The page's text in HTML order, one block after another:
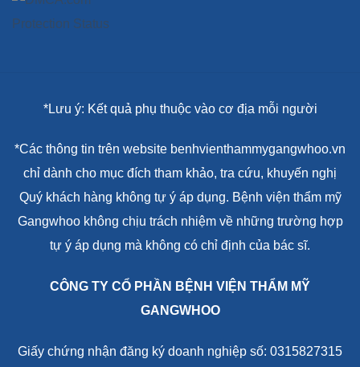
*Lưu ý: Kết quả phụ thuộc vào cơ địa mỗi người
*Các thông tin trên website benhvienthammygangwhoo.vn
chỉ dành cho mục đích tham khảo, tra cứu, khuyến nghị
Quý khách hàng không tự ý áp dụng. Bệnh viện thẩm mỹ
Gangwhoo không chịu trách nhiệm về những trường hợp
tự ý áp dụng mà không có chỉ định của bác sĩ.
CÔNG TY CỔ PHẦN BỆNH VIỆN THẨM MỸ
GANGWHOO
Giấy chứng nhận đăng ký doanh nghiệp số: 0315827315